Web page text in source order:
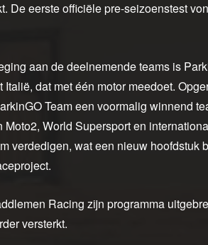
De eerste officiële pre-seizoenstest
aan de deelnemende teams is
Italië, dat met één motor meedoet.
Team een voormalig winnend
Moto2, World Supersport en
verdedigen, wat een nieuw
Racing zijn programma
versterkt.